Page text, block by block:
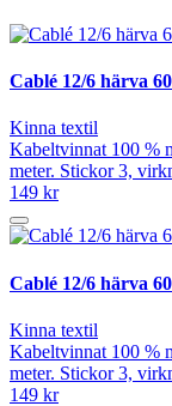
Cablé 12/6 härva
Kinna textil
Kabeltvinnat 100 %
meter. Stickor 3,
149 kr
Cablé 12/6 härva
Kinna textil
Kabeltvinnat 100 %
meter. Stickor 3,
149 kr